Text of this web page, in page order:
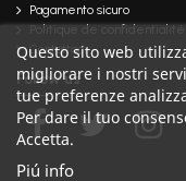
Pagamento sicuro
Politique de confidentialité
Contattaci
Questo sito web
migliorare i nostri
tue preferenze
Per dare il tuo
Accetta.
Piú info
Follow us